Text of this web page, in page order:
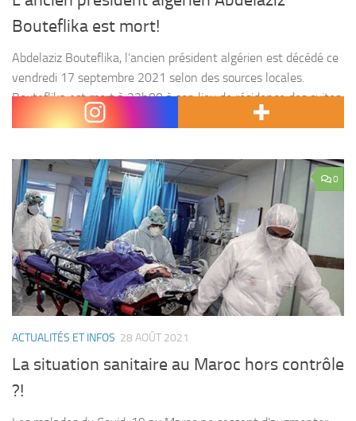
Bouteflika est mort!
Abdelaziz Bouteflika, l’ancien président algérien est décédé ce
vendredi 17 septembre 2021 selon des sources locales.
Bouteflika est mort à 22h00 à son lieu de résidence des suites
de sa maladie chronique à l’âge...
0
ACTUALITÉS ET INFOS 28 AOÛT 2021
La situation sanitaire au Maroc hors contrôle
?!